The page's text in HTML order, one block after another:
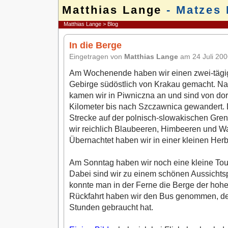
Matthias Lange - Matzes
Matthias Lange > Blog
In die Berge
Eingetragen von Matthias Lange am 24 Juli
Am Wochenende haben wir einen zwei-
Gebirge südöstlich von Krakau gemacht.
kamen wir in Piwniczna an und sind von
Kilometer bis nach Szczawnica
Strecke auf der polnisch-slowakischen
wir reichlich Blaubeeren, Himbeeren und
Übernachtet haben wir in einer kleinen
Am Sonntag haben wir noch eine kleine
Dabei sind wir zu einem schönen
konnte man in der Ferne die Berge der
Rückfahrt haben wir den Bus genommen,
Stunden gebraucht hat.